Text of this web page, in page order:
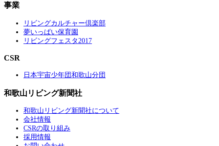
事業
リビングカルチャー倶楽部
夢いっぱい保育園
リビングフェスタ2017
CSR
日本宇宙少年団和歌山分団
和歌山リビング新聞社
和歌山リビング新聞社について
会社情報
CSRの取り組み
採用情報